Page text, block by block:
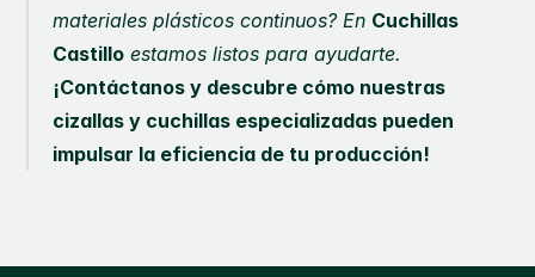
materiales plásticos continuos? En Cuchillas
Castillo
¡Contáctanos y descubre cómo nuestras
cizallas y cuchillas especializadas pueden
impulsar la eficiencia de tu producción!